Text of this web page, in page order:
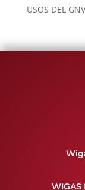
USOS DEL
WIGAS